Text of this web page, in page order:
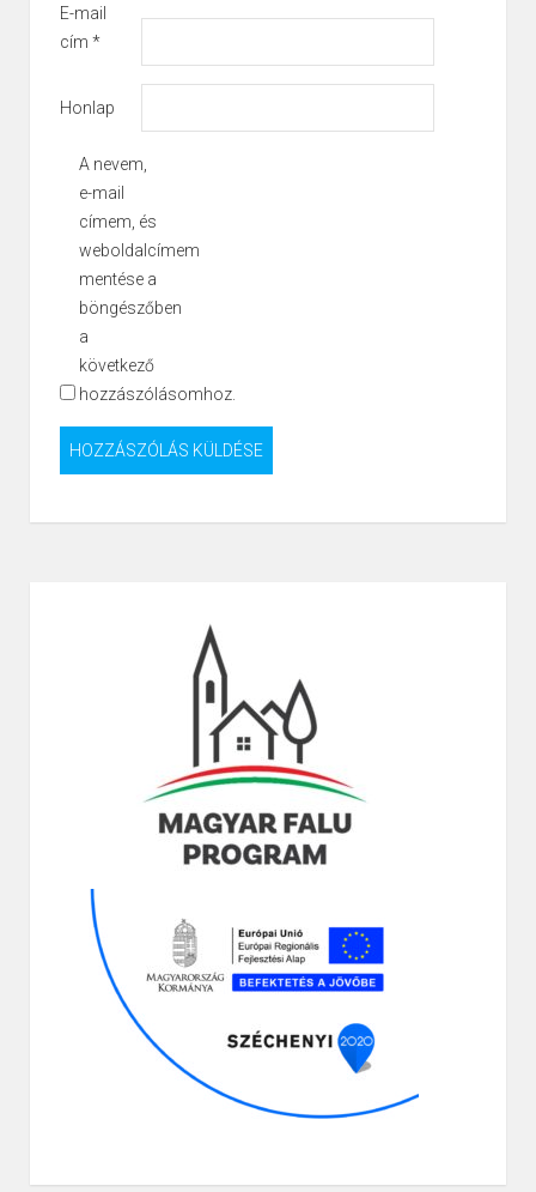
E-mail
cím *
Honlap
A nevem,
e-mail
címem, és
weboldalcímem
mentése a
böngészőben
a
következő
hozzászólásomhoz.